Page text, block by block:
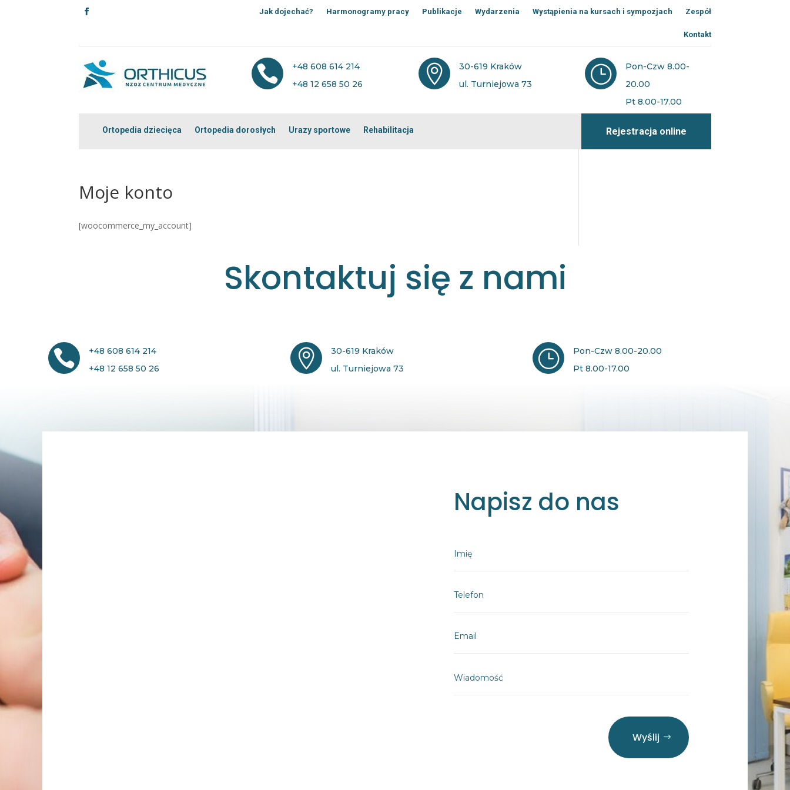
Jak dojechać? Harmonogramy pracy Publikacje Wydarzenia Wystąpienia na kursach i sympozjach Zespół
Kontakt

+48 608 614 214
+48 12 658 50 26

30-619 Kraków
ul. Turniejowa 73
}
Pon-Czw 8.00-
20.00
Pt 8.00-17.00
Ortopedia dziecięca Ortopedia dorosłych Urazy sportowe Rehabilitacja Rejestracja online
Moje konto
[woocommerce_my_account]
Skontaktuj się z nami

+48 608 614 214
+48 12 658 50 26

30-619 Kraków
ul. Turniejowa 73
}
Pon-Czw 8.00-20.00
Pt 8.00-17.00
Napisz do nas
Wyślij